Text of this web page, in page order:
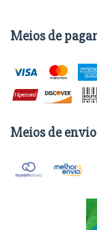
Meios de
Meios de envio